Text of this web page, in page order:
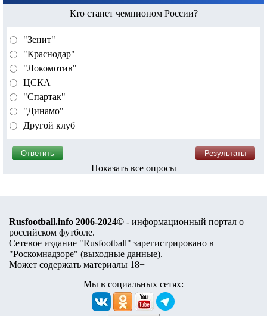
Кто станет чемпионом России?
"Зенит"
"Краснодар"
"Локомотив"
ЦСКА
"Спартак"
"Динамо"
Другой клуб
Показать все опросы
Rusfootball.info 2006-2024© - информационный портал о
российском футболе.
Сетевое издание "Rusfootball" зарегистрировано в
"Роскомнадзоре" (выходные данные).
Может содержать материалы 18+
Мы в социальных сетях: